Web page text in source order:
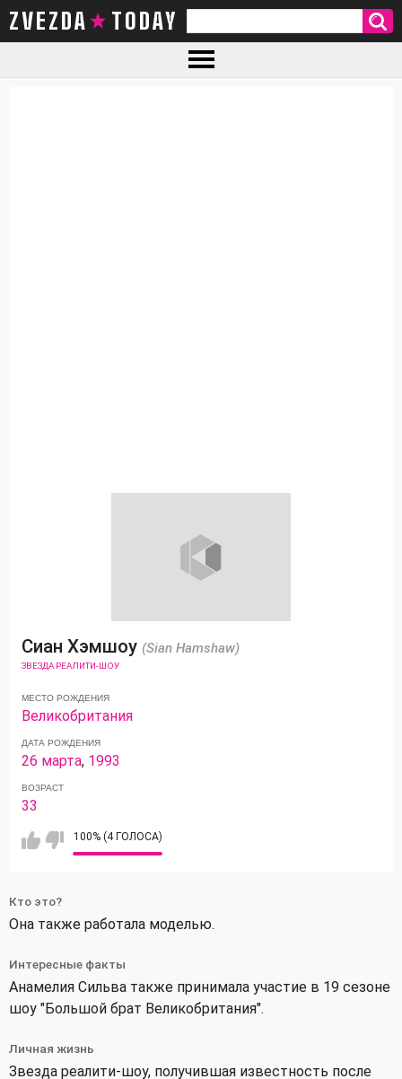
ZVEZDA TODAY
Сиан Хэмшоу (Sian Hamshaw)
ЗВЕЗДА РЕАЛИТИ-ШОУ
МЕСТО РОЖДЕНИЯ
Великобритания
ДАТА РОЖДЕНИЯ
26 марта, 1993
ВОЗРАСТ
33
100% (4 ГОЛОСА)
Кто это?
Она также работала моделью.
Интересные факты
Анамелия Сильва также принимала участие в 19 сезоне
шоу "Большой брат Великобритания".
Личная жизнь
Звезда реалити-шоу, получившая известность после